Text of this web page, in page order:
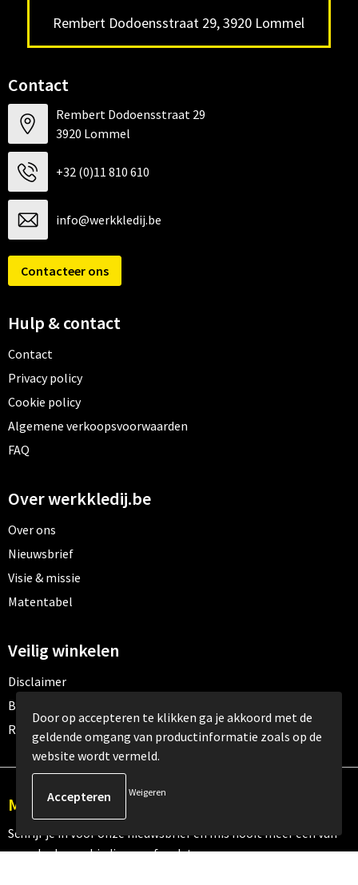
Rembert Dodoensstraat 29, 3920 Lommel
Contact
Rembert Dodoensstraat 29
3920 Lommel
+32 (0)11 810 610
info@werkkledij.be
Contacteer ons
Hulp & contact
Contact
Privacy policy
Cookie policy
Algemene verkoopsvoorwaarden
FAQ
Over werkkledij.be
Over ons
Nieuwsbrief
Visie & missie
Matentabel
Veilig winkelen
Disclaimer
Betaalmethoden
Retourneren
Meld je aan voor onze nieuwsbrief
Schrijf je in voor onze nieuwsbrief en mis nooit meer één van
onze leuke aanbiedingen of updates.
Door op accepteren te klikken ga je akkoord met de
geldende omgang van productinformatie zoals op de
website wordt vermeld.
Weigeren